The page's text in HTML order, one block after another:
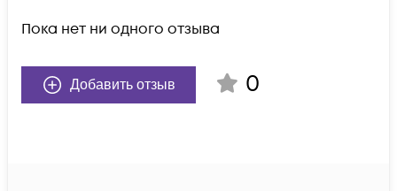
Пока нет ни одного отзыва
Добавить отзыв 0